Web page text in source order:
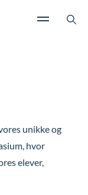
unikke og
hvor
elever,